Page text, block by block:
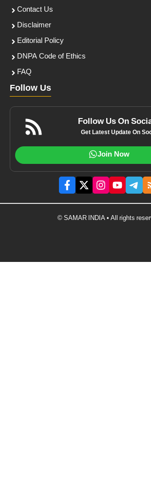
Contact Us
Disclaimer
Editorial Policy
DNPA Code of Ethics
FAQ
Follow Us
Follow Us On
Get Latest Update On
Join Now
© SAMAR INDIA • All rights